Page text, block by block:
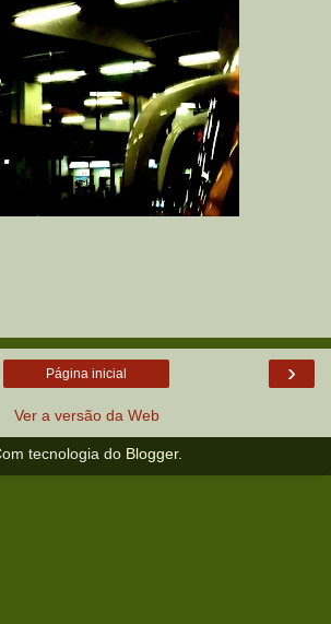
›
Página inicial
Ver a versão da Web
tecnologia do Blogger.